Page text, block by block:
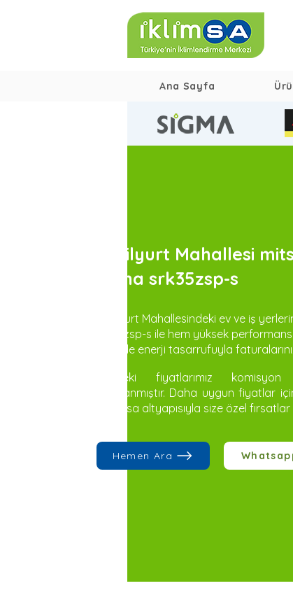
Ana Sayfa
Yesilyurt Mahallesi
Klima srk35zsp-s
Yesilyurt Mahallesindeki ev ve iş
srk35zsp-s ile hem yüksek
hem de enerji tasarrufuyla
Sitedeki fiyatlarımız
ayarlanmıştır. Daha uygun fiyatlar
Teknosa altyapısıyla size özel fırsatlar
Hemen Ara